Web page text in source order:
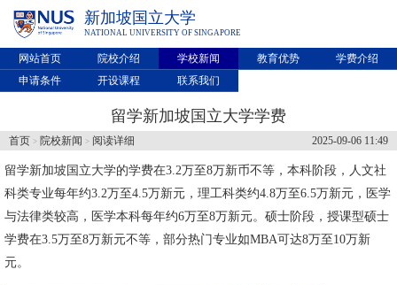
新加坡国立大学
NATIONAL UNIVERSITY OF SINGAPORE
网站首页 院校介绍 学校新闻 教育优势
学费介绍
申请条件
开设课程 联系我们
留学新加坡国立大学学费
2025-09-06 11:49
首页 > 院校新闻 > 阅读详细
留学新加坡国立大学的学费在3.2万至8万新币不等，本科阶段，人文社
科类专业每年约3.2万至4.5万新元，理工科类约4.8万至6.5万新元，医学
与法律类较高，医学本科每年约6万至8万新元。硕士阶段，授课型硕士
学费在3.5万至8万新元不等，部分热门专业如MBA可达8万至10万新
元。